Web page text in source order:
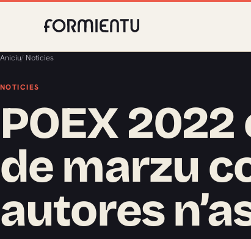
Aniciu/ Noticies
NOTICIES
POEX 2022
de marzu
autores